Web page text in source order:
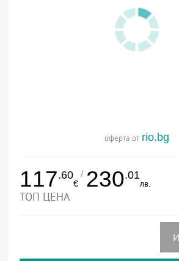
оферта от rio.bg
117.60
€
/ 230.01
лв.
ТОП ЦЕНА